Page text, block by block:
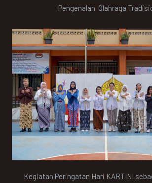
Pengenalan Olahraga
Kegiatan Peringatan Hari KARTINI